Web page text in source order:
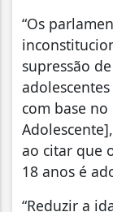
“Os
supressão
com base no
ao citar que
18 anos é
“Reduzir a